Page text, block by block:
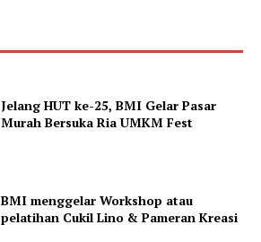
Jelang HUT ke-25, BMI Gelar Pasar
Murah Bersuka Ria UMKM Fest
BMI menggelar Workshop atau
pelatihan Cukil Lino & Pameran Kreasi